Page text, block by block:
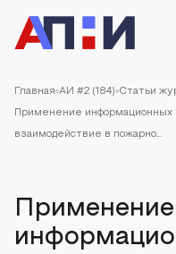
Главная АИ #2 (184) Статьи
Применение
взаимодействие в пожарно...
Применение